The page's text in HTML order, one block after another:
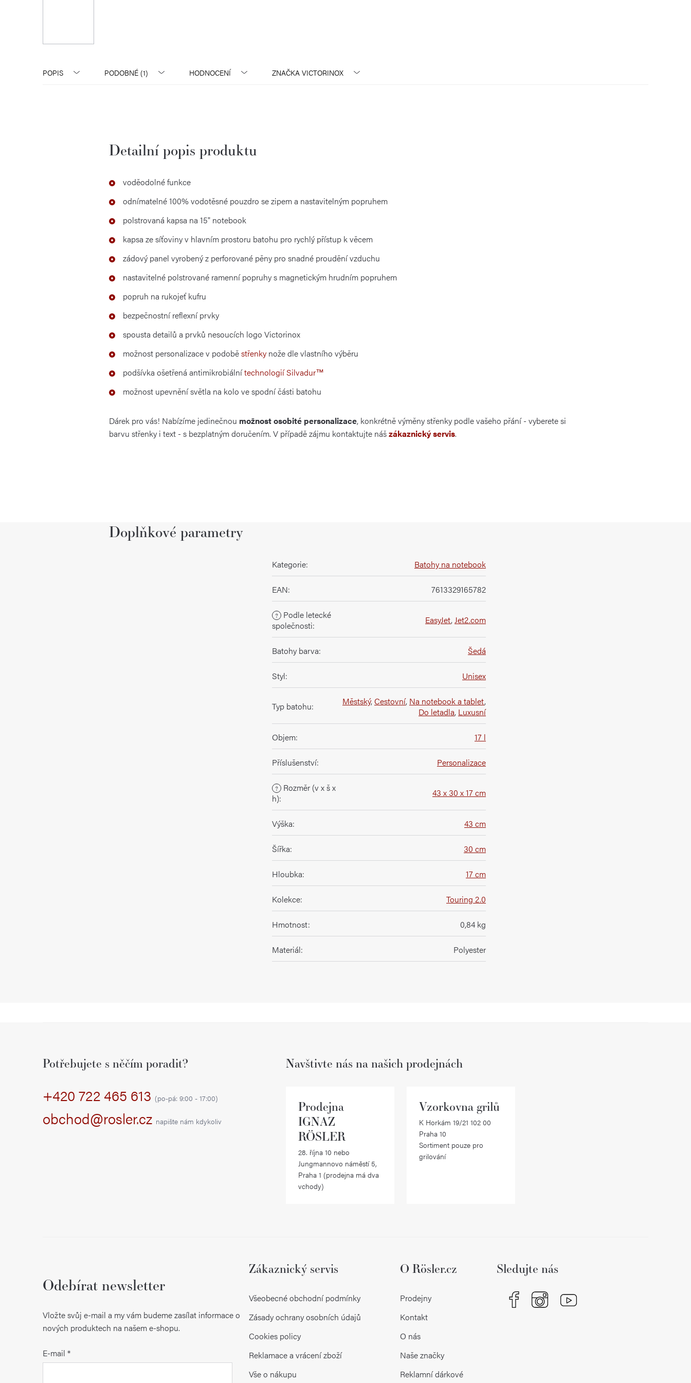
POPIS PODOBNÉ (1) HODNOCENÍ ZNAČKA VICTORINOX
Detailní popis produktu
voděodolné funkce
odnímatelné 100% vodotěsné pouzdro se zipem a nastavitelným popruhem
polstrovaná kapsa na 15" notebook
kapsa ze síťoviny v hlavním prostoru batohu pro rychlý přístup k věcem
zádový panel vyrobený z perforované pěny pro snadné proudění vzduchu
nastavitelné polstrované ramenní popruhy s magnetickým hrudním popruhem
popruh na rukojeť kufru
bezpečnostní reflexní prvky
spousta detailů a prvků nesoucích logo Victorinox
možnost personalizace v podoběstřenkynože dle vlastního výběru
podšívka ošetřená antimikrobiálnítechnologií Silvadur™
možnost upevnění světla na kolo ve spodní části batohu
Dárek pro vás! Nabízíme jedinečnou možnost osobité personalizace, konkrétně výměny střenky podle vašeho přání - vyberete si
barvu střenky i text - s bezplatným doručením. V případě zájmu kontaktujte nášzákaznický servis.
Doplňkové parametry
Kategorie: Batohy na notebook
EAN: 7613329165782
?
Podle letecké
společnosti: EasyJet,Jet2.com
Batohy barva: Šedá
Styl: Unisex
Typ batohu: Městský,Cestovní, Na notebook a tablet,
Do letadla, Luxusní
Objem: 17 l
Příslušenství: Personalizace
?
Rozměr (v x š x
h): 43 x 30 x 17 cm
Výška: 43 cm
Šířka: 30 cm
Hloubka: 17 cm
Kolekce: Touring 2.0
Hmotnost: 0,84 kg
Materiál: Polyester
Potřebujete s něčím poradit?
+420 722 465 613 (po-pá: 9:00 - 17:00)
obchod@rosler.cz napište nám kdykoliv
Navštivte nás na našich prodejnách
Prodejna
IGNAZ
RÖSLER
28. října 10 nebo
Jungmannovo náměstí 5,
Praha 1 (prodejna má dva
vchody)
Vzorkovna grilů
K Horkám 19/21 102 00
Praha 10
Sortiment pouze pro
grilování
Odebírat newsletter
Vložte svůj e-mail a my vám budeme zasílat informace o
nových produktech na našem e-shopu.
E-mail
Zákaznický servis
Všeobecné obchodní podmínky
Zásady ochrany osobních údajů
Cookies policy
Reklamace a vrácení zboží
Vše o nákupu
O Rösler.cz
Prodejny
Kontakt
O nás
Naše značky
Reklamní dárkové
Sledujte nás